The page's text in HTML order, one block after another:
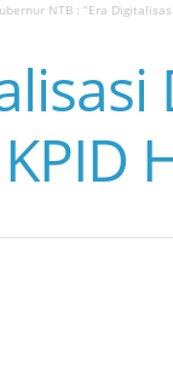
NTB : “Era